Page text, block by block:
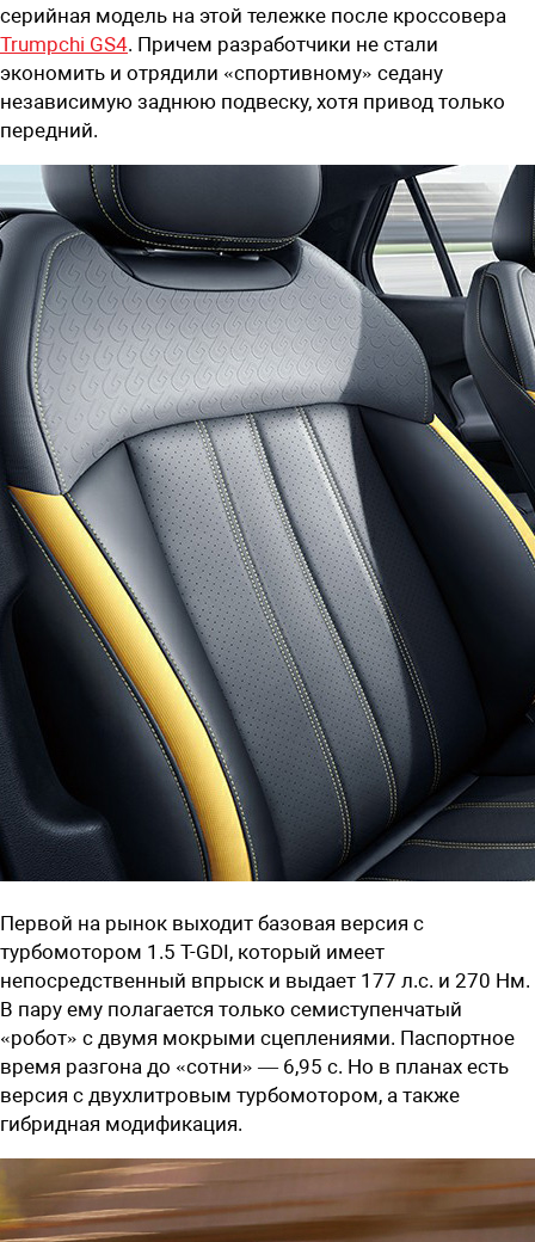
серийная модель на этой тележке после кроссовера
Trumpchi GS4. Причем разработчики не стали
экономить и отрядили «спортивному» седану
независимую заднюю подвеску, хотя привод только
передний.
Первой на рынок выходит базовая версия с
турбомотором 1.5 T-GDI, который имеет
непосредственный впрыск и выдает 177 л.с. и 270 Нм.
В пару ему полагается только семиступенчатый
«робот» с двумя мокрыми сцеплениями. Паспортное
время разгона до «сотни» — 6,95 с. Но в планах есть
версия с двухлитровым турбомотором, а также
гибридная модификация.